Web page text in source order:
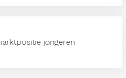
jongeren